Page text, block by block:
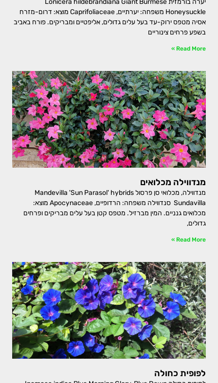
יערה בורמזית Lonicera hildebrandiana Giant Burmese
Honeysuckle משפחה: יערתיים, Caprifoliaceae מוצא: דרום-מזרח
אסיה מטפס ירוק-עד בעל עלים גדולים, אליפטיים ומבריקים. פורח באביב
בשפע פרחים צינוריים
Read More »
מנדווילה מכלואים
מנדווילה, מכלואי סן פרסול Mandevilla 'Sun Parasol' hybrids
Sundavilla סנדווילה משפחה: הרדופיים, Apocynaceae מוצא:
מכלואים גנניים. המין מברזיל. מטפס קטן בעל עלים מבריקים ופרחים
גדולים,
Read More »
לפופית כחולה